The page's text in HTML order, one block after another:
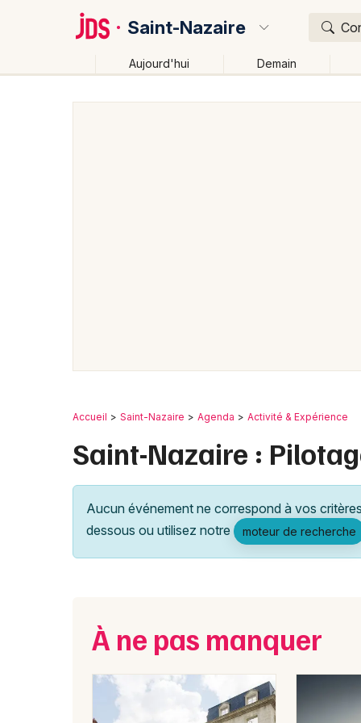
Saint-Nazaire
Aujourd'hui Demain
Accueil Saint-Nazaire Agenda Activité & Expérience
Saint-Nazaire :
Aucun événement ne correspond à vos
dessous ou utilisez notre
moteur de recherche
À ne pas manquer